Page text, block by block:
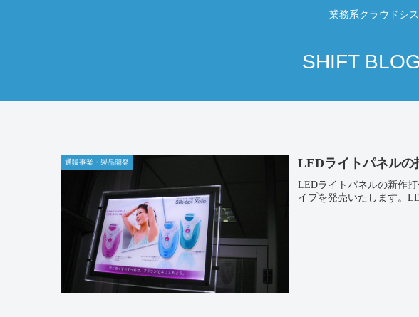
業務系クラウドシ
SHIFT
通販事業・製品開発 LEDライトパネルの
LEDライトパネルの新作
イプを発売いたします。